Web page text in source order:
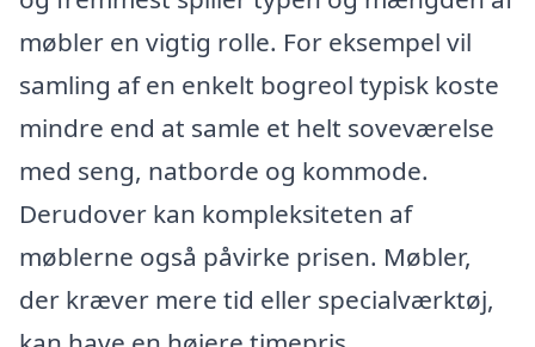
møbler en vigtig rolle. For eksempel vil
samling af en enkelt bogreol typisk koste
mindre end at samle et helt soveværelse
med seng, natborde og kommode.
Derudover kan kompleksiteten af
møblerne også påvirke prisen. Møbler,
der kræver mere tid eller specialværktøj,